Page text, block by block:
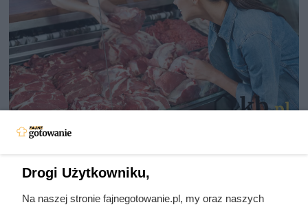
Dziennikarze ujawnili
zaskoczeni
Drogi Użytkowniku,
Na naszej stronie fajnegotowanie.pl, my oraz naszych